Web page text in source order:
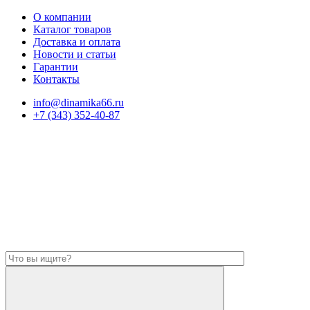
О компании
Каталог товаров
Доставка и оплата
Новости и статьи
Гарантии
Контакты
info@dinamika66.ru
+7 (343) 352-40-87